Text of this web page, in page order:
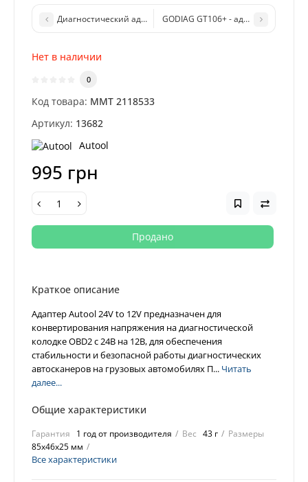
Диагностический адаптер Autel Chrysler-16 для MaxiSYS PRO,
GODIAG GT106+ - адаптер
Нет в наличии
0
Код товара: MMT 2118533
Артикул: 13682
Autool
995 грн
Продано
Краткое описание
Адаптер Autool 24V to 12V предназначен для
конвертирования напряжения на диагностической
колодке OBD2 с 24В на 12В, для обеспечения
стабильности и безопасной работы диагностических
автосканеров на грузовых автомобилях П... Читать
далее...
Общие характеристики
Гарантия 1 год от производителя Вес 43 г
Размеры
85х46х25 мм
Все характеристики